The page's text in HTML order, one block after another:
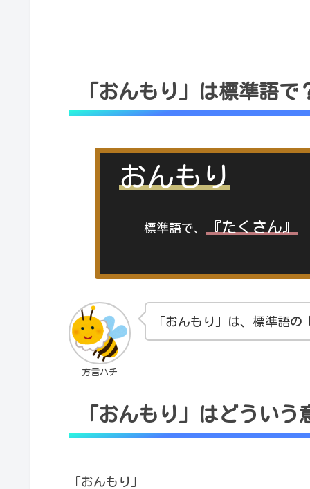
「おんもり」は標準語で
おんもり
標準語で、 『たくさん』
方言ハチ
「おんもり」は、標準語
「おんもり」はどういう
「おんもり」